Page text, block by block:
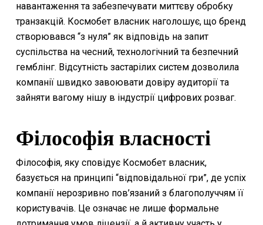
навантаження та забезпечувати миттєву обробку
транзакцій. Космобет власник наголошує, що бренд
створювався “з нуля” як відповідь на запит
суспільства на чесний, технологічний та безпечний
гемблінг. Відсутність застарілих систем дозволила
компанії швидко завоювати довіру аудиторії та
зайняти вагому нішу в індустрії цифрових розваг.
Філософія власності
Філософія, яку сповідує Космобет власник,
базується на принципі “відповідальної гри”, де успіх
компанії нерозривно пов’язаний з благополуччям її
користувачів. Це означає не лише формальне